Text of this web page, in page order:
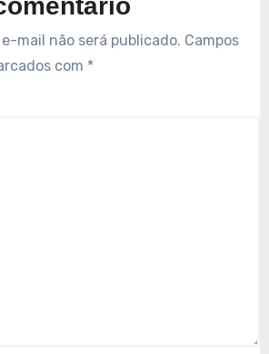
mail não será publicado. Campos
com *